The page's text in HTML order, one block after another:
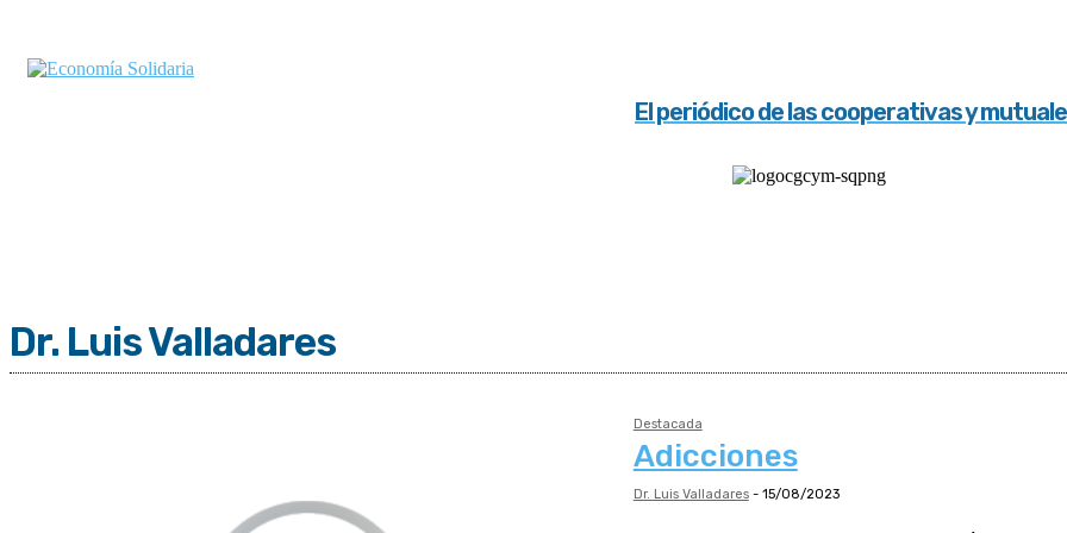
El periódico de las cooperativas y
Dr. Luis Valladares
Destacada
Adicciones
Dr. Luis Valladares - 15/08/2023